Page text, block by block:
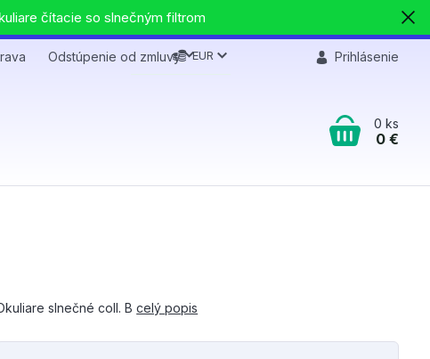
čítacie so slnečným filtrom
Odstúpenie od zmluvy EUR Prihlásenie
0 ks
0 €
slnečné coll. Bcelý popis